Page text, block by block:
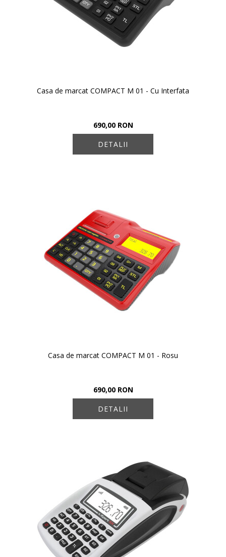
Casa de marcat COMPACT M 01 - Cu Interfata
690,00 RON
DETALII
Casa de marcat COMPACT M 01 - Rosu
690,00 RON
DETALII